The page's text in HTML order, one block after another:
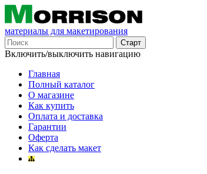
материалы для макетирования
Включить/выключить навигацию
Главная
Полный каталог
О магазине
Как купить
Оплата и доставка
Гарантии
Оферта
Как сделать макет